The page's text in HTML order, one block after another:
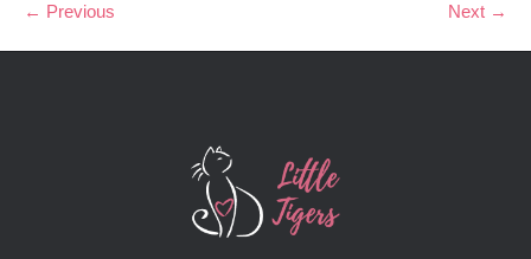
← Previous Next →